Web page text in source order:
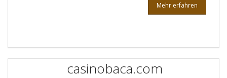
Mehr erfahren
casinobaca.com